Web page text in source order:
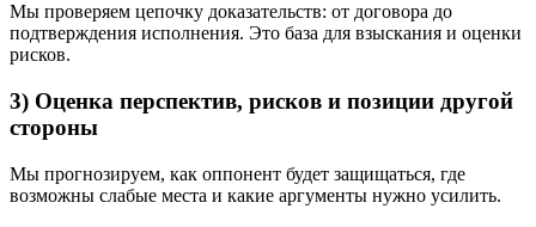
Мы проверяем цепочку доказательств: от договора до
подтверждения исполнения. Это база для взыскания и оценки
рисков.
3) Оценка перспектив, рисков и позиции другой
стороны
Мы прогнозируем, как оппонент будет защищаться, где
возможны слабые места и какие аргументы нужно усилить.